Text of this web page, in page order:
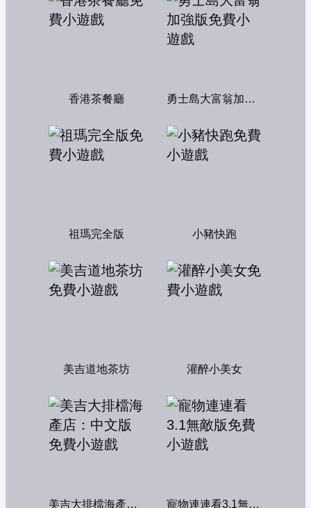
香港茶餐廳 勇士島大富翁加強版
祖瑪完全版 小豬快跑
美吉道地茶坊 灌醉小美女
美吉大排檔海產店：中文版 寵物連連看3.1無敵版